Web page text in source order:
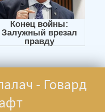
- Говард